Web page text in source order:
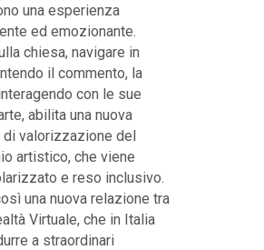
una esperienza
ed emozionante.
chiesa, navigare in
il commento, la
con le sue
abilita una nuova
di valorizzazione del
artistico, che viene
e reso inclusivo.
una nuova relazione tra
Virtuale, che in Italia
a straordinari